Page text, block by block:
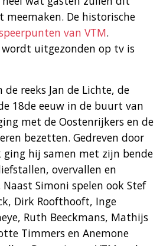
meemaken. De historische
van VTM.
wordt uitgezonden op tv is
reeks Jan de Lichte, de
18de eeuw in de buurt van
met de Oostenrijkers en de
bezetten. Gedreven door
ging hij samen met zijn bende
overvallen en
Simoni spelen ook Stef
Dirk Roofthooft, Inge
Ruth Beeckmans, Mathijs
Timmers en Anemone